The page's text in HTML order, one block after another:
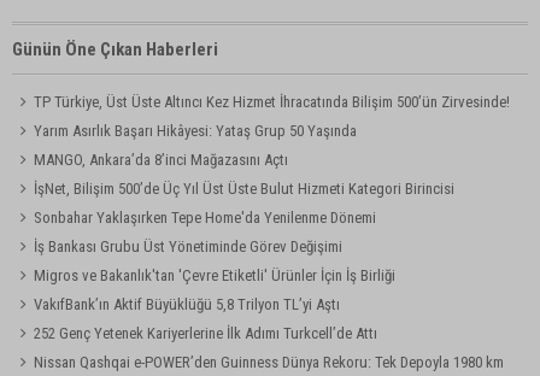
Günün Öne Çıkan Haberleri
TP Türkiye, Üst Üste Altıncı Kez Hizmet İhracatında Bilişim 500’ün Zirvesinde!
Yarım Asırlık Başarı Hikâyesi: Yataş Grup 50 Yaşında
MANGO, Ankara’da 8’inci Mağazasını Açtı
İşNet, Bilişim 500’de Üç Yıl Üst Üste Bulut Hizmeti Kategori Birincisi
Sonbahar Yaklaşırken Tepe Home'da Yenilenme Dönemi
İş Bankası Grubu Üst Yönetiminde Görev Değişimi
Migros ve Bakanlık'tan 'Çevre Etiketli' Ürünler İçin İş Birliği
VakıfBank’ın Aktif Büyüklüğü 5,8 Trilyon TL’yi Aştı
252 Genç Yetenek Kariyerlerine İlk Adımı Turkcell’de Attı
Nissan Qashqai e-POWER’den Guinness Dünya Rekoru: Tek Depoyla 1980 km